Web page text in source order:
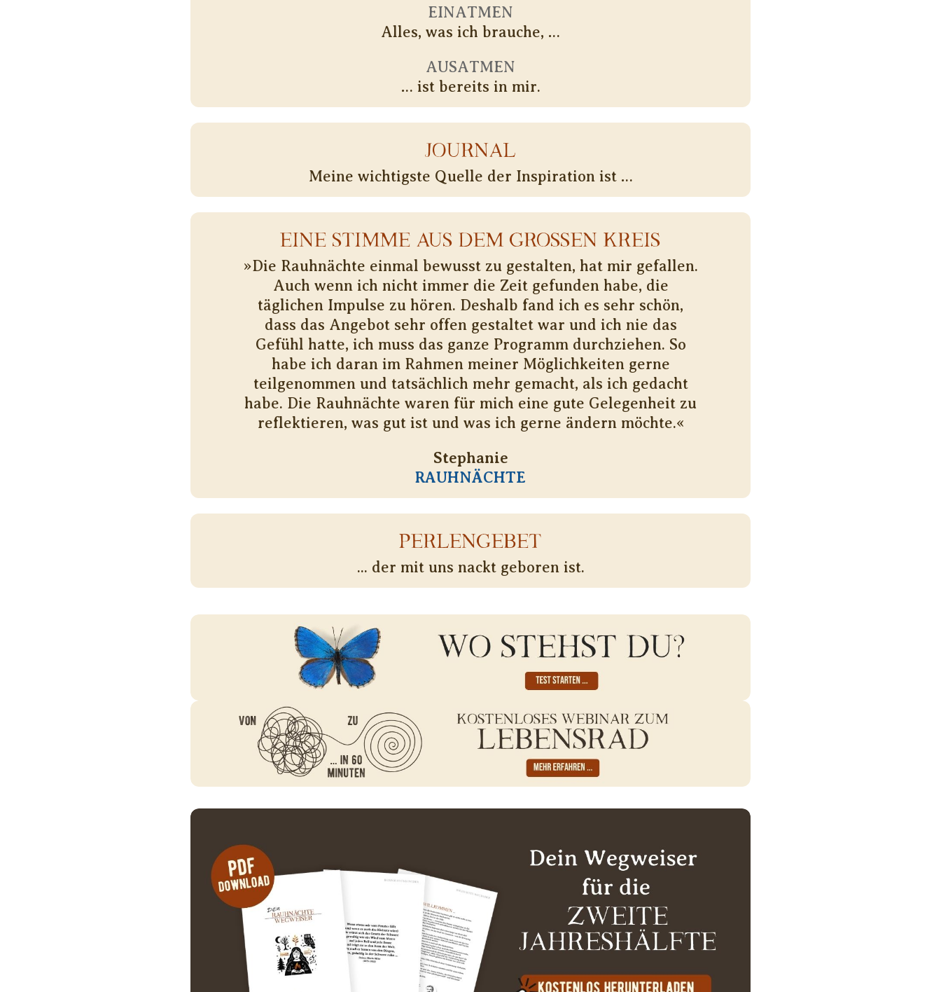
EINATMEN
Alles, was ich brauche, …
AUSATMEN
… ist bereits in mir.
JOURNAL
Meine wichtigste Quelle der Inspiration ist …
EINE STIMME AUS DEM GROSSEN KREIS
»Die Rauhnächte einmal bewusst zu gestalten, hat mir gefallen.
Auch wenn ich nicht immer die Zeit gefunden habe, die
täglichen Impulse zu hören. Deshalb fand ich es sehr schön,
dass das Angebot sehr offen gestaltet war und ich nie das
Gefühl hatte, ich muss das ganze Programm durchziehen. So
habe ich daran im Rahmen meiner Möglichkeiten gerne
teilgenommen und tatsächlich mehr gemacht, als ich gedacht
habe. Die Rauhnächte waren für mich eine gute Gelegenheit zu
reflektieren, was gut ist und was ich gerne ändern möchte.«
Stephanie
RAUHNÄCHTE
PERLENGEBET
... der mit uns nackt geboren ist.